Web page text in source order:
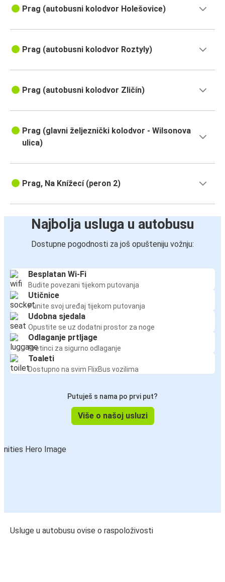
Prag (autobusni kolodvor Holešovice)
Prag (autobusni kolodvor Roztyly)
Prag (autobusni kolodvor Zličín)
Prag (glavni željeznički kolodvor - Wilsonova
ulica)
Prag, Na Knížecí (peron 2)
Najbolja usluga u autobusu
Dostupne pogodnosti za još opušteniju vožnju:
Besplatan Wi-Fi
Budite povezani tijekom putovanja
Utičnice
Punite svoj uređaj tijekom putovanja
Udobna sjedala
Opustite se uz dodatni prostor za noge
Odlaganje prtljage
Pretinci za sigurno odlaganje
Toaleti
Dostupno na svim FlixBus vozilima
Putuješ s nama po prvi put?
Više o našoj usluzi
Usluge u autobusu ovise o raspoloživosti